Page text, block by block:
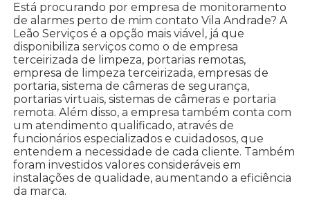
Está procurando por empresa de monitoramento
de alarmes perto de mim contato Vila Andrade? A
Leão Serviços é a opção mais viável, já que
disponibiliza serviços como o de empresa
terceirizada de limpeza, portarias remotas,
empresa de limpeza terceirizada, empresas de
portaria, sistema de câmeras de segurança,
portarias virtuais, sistemas de câmeras e portaria
remota. Além disso, a empresa também conta com
um atendimento qualificado, através de
funcionários especializados e cuidadosos, que
entendem a necessidade de cada cliente. Também
foram investidos valores consideráveis em
instalações de qualidade, aumentando a eficiência
da marca.